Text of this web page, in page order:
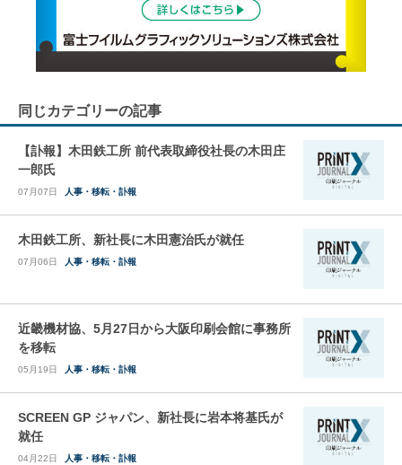
同じカテゴリーの記事
【訃報】木田鉄工所 前代表取締役社長の木田庄
一郎氏
07月07日 人事・移転・訃報
木田鉄工所、新社長に木田憲治氏が就任
07月06日 人事・移転・訃報
近畿機材協、5月27日から大阪印刷会館に事務所
を移転
05月19日 人事・移転・訃報
SCREEN GP ジャパン、新社長に岩本将基氏が
就任
04月22日 人事・移転・訃報